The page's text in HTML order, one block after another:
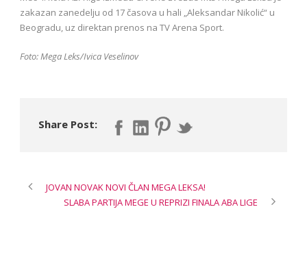
zakazan zanedelju od 17 časova u hali „Aleksandar Nikolić“ u
Beogradu, uz direktan prenos na TV Arena Sport.
Foto: Mega Leks/Ivica Veselinov
Share Post:
JOVAN NOVAK NOVI ČLAN MEGA LEKSA!
SLABA PARTIJA MEGE U REPRIZI FINALA ABA LIGE